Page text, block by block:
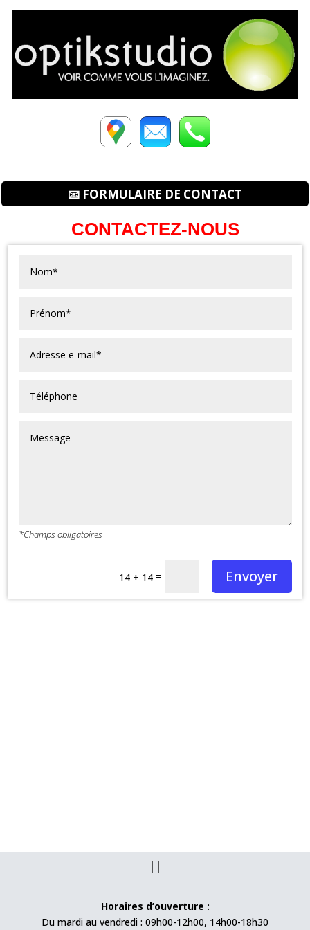
📧 FORMULAIRE DE CONTACT
CONTACTEZ-NOUS
*Champs obligatoires
14 + 14= Envoyer

Horaires d’ouverture :
Du mardi au vendredi : 09h00-12h00, 14h00-18h30